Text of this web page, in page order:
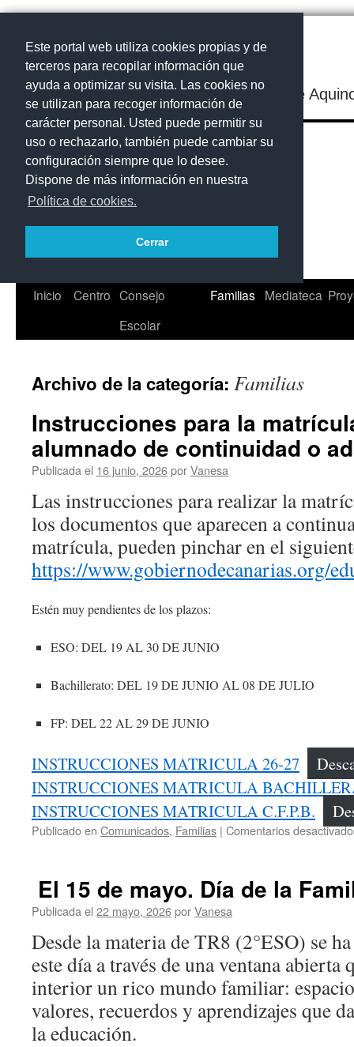
Este portal web utiliza cookies propias y de
terceros para recopilar información que
ayuda a optimizar su visita. Las cookies no
se utilizan para recoger información de
carácter personal. Usted puede permitir su
uso o rechazarlo, también puede cambiar su
configuración siempre que lo desee.
Dispone de más información en nuestra
Política de cookies.
Cerrar
IES Santo Tomás de
Saltar
Inicio Centro Consejo
Escolar
Familias Mediateca
Archivo de la categoría: Familias
Instrucciones para la
alumnado de continuidad o
Publicada el 16 junio, 2026porVanesa
Las instrucciones para realizar la
los documentos que aparecen a
matrícula, pueden pinchar en el
https://www.gobiernodecanarias.org/
Estén muy pendientes de los plazos:
ESO: DEL 19 AL 30 DE JUNIO
Bachillerato: DEL 19 DE JUNIO AL 08 DE JULIO
FP: DEL 22 AL 29 DE JUNIO
INSTRUCCIONES MATRICULA 26-27
INSTRUCCIONES MATRICULA
INSTRUCCIONES MATRICULA C.F.P.B.
Publicado en Comunicados, Familias | Comentarios
El 15 de mayo. Día de la
Publicada el 22 mayo, 2026porVanesa
Desde la materia de TR8 (2°ESO) se
este día a través de una ventana abierta
interior un rico mundo familiar:
valores, recuerdos y aprendizajes que
la educación.